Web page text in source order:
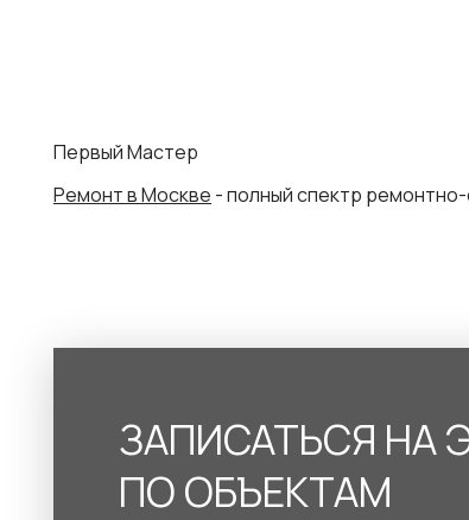
Первый Мастер
Ремонт в Москве - полный спектр
ЗАПИСАТЬСЯ НА
ПО ОБЪЕКТАМ